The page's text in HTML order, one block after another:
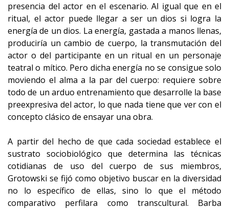
presencia del actor en el escenario. Al igual que en el
ritual, el actor puede llegar a ser un dios si logra la
energía de un dios. La energía, gastada a manos llenas,
produciría un cambio de cuerpo, la transmutación del
actor o del participante en un ritual en un personaje
teatral o mítico. Pero dicha energía no se consigue solo
moviendo el alma a la par del cuerpo: requiere sobre
todo de un arduo entrenamiento que desarrolle la base
preexpresiva del actor, lo que nada tiene que ver con el
concepto clásico de ensayar una obra.
A partir del hecho de que cada sociedad establece el
sustrato sociobiológico que determina las técnicas
cotidianas de uso del cuerpo de sus miembros,
Grotowski se fijó como objetivo buscar en la diversidad
no lo específico de ellas, sino lo que el método
comparativo perfilara como transcultural. Barba